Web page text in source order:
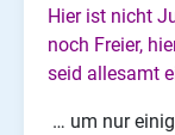
Hier ist nicht
noch Freier,
seid allesamt
… um nur